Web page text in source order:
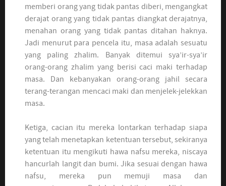
memberi orang yang tidak pantas diberi, mengangkat
derajat orang yang tidak pantas diangkat derajatnya,
menahan orang yang tidak pantas ditahan haknya.
Jadi menurut para pencela itu, masa adalah sesuatu
yang paling zhalim. Banyak ditemui sya’ir-sya’ir
orang-orang zhalim yang berisi caci maki terhadap
masa. Dan kebanyakan orang-orang jahil secara
terang-terangan mencaci maki dan menjelek-jelekkan
masa.
Ketiga, cacian itu mereka lontarkan terhadap siapa
yang telah menetapkan ketentuan tersebut, sekiranya
ketentuan itu mengikuti hawa nafsu mereka, niscaya
hancurlah langit dan bumi. Jika sesuai dengan hawa
nafsu, mereka pun memuji masa dan